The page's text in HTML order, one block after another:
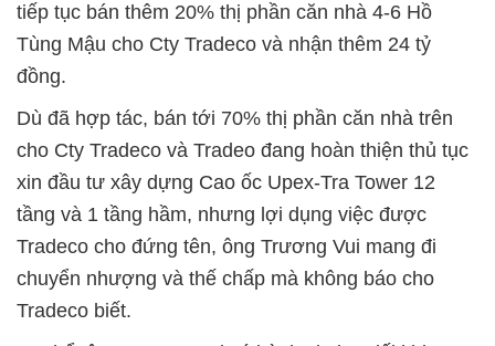
tiếp tục bán thêm 20% thị phần căn nhà 4-6 Hồ
Tùng Mậu cho Cty Tradeco và nhận thêm 24 tỷ
đồng.
Dù đã hợp tác, bán tới 70% thị phần căn nhà trên
cho Cty Tradeco và Tradeo đang hoàn thiện thủ tục
xin đầu tư xây dựng Cao ốc Upex-Tra Tower 12
tầng và 1 tầng hầm, nhưng lợi dụng việc được
Tradeco cho đứng tên, ông Trương Vui mang đi
chuyển nhượng và thế chấp mà không báo cho
Tradeco biết.